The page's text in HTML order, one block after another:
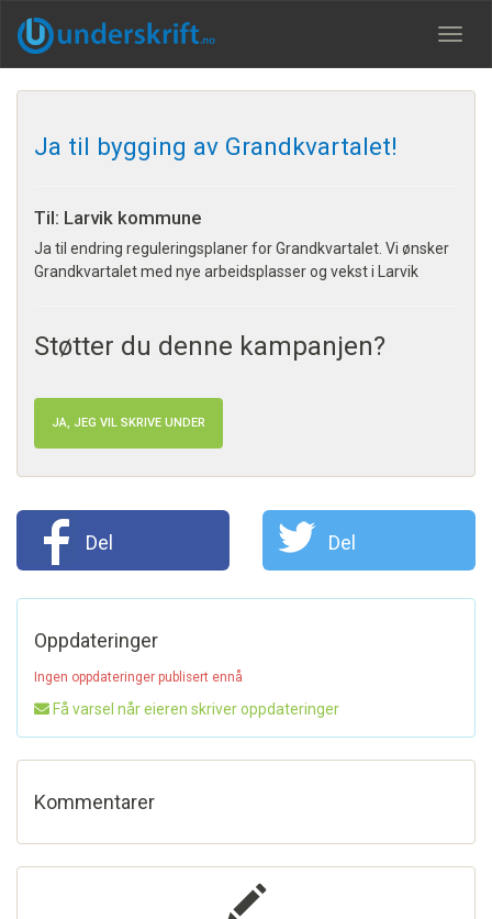
Meny
Ja til bygging av Grandkvartalet!
Til: Larvik kommune
Ja til endring reguleringsplaner for Grandkvartalet. Vi ønsker
Grandkvartalet med nye arbeidsplasser og vekst i Larvik
Støtter du denne kampanjen?
JA, JEG VIL SKRIVE UNDER
Del Del
Oppdateringer
Ingen oppdateringer publisert ennå
Få varsel når eieren skriver oppdateringer
Kommentarer